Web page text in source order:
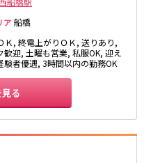
ア 船橋
Ｋ, 終電上がりＯＫ, 送りあり,
迎, 土曜も営業, 私服OK, 迎え
験者優遇, 3時間以内の勤務OK
る